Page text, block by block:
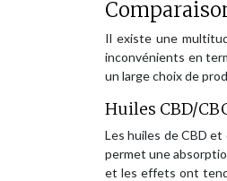
Il existe une
inconvénients en
un large choix de
Huiles CBD/
Les huiles de CBD
permet une
et les effets ont